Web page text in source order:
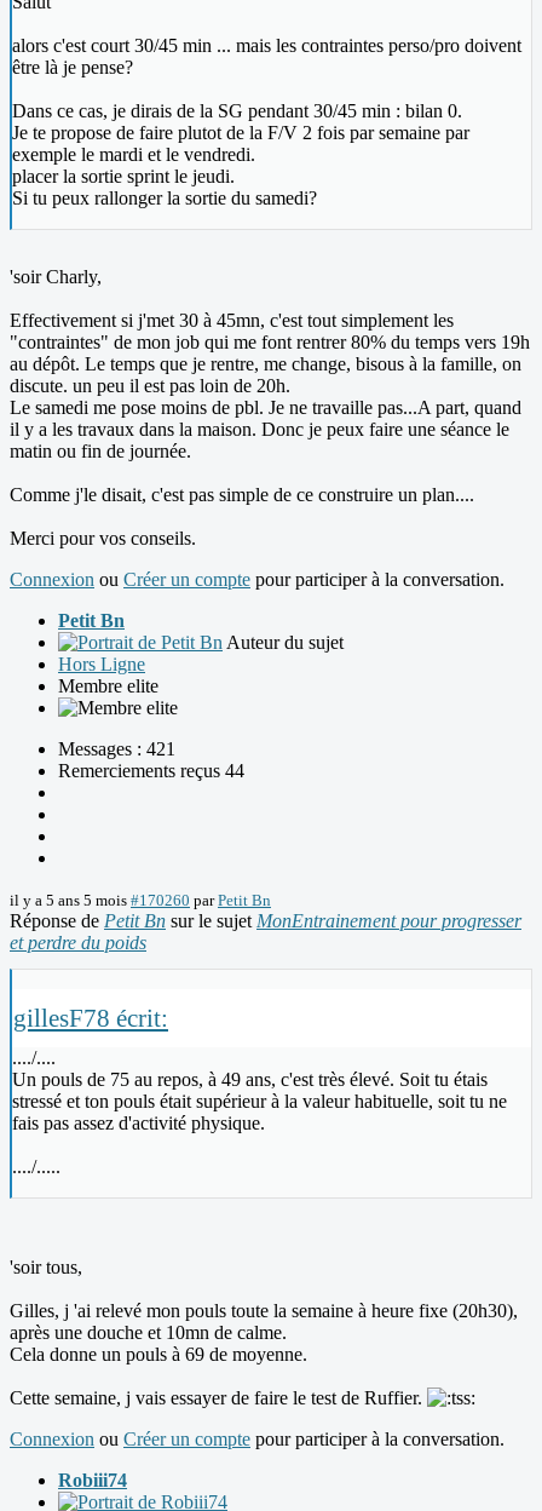
alors c'est court 30/45 min ... mais les contraintes perso/pro doivent
être là je pense?
Dans ce cas, je dirais de la SG pendant 30/45 min : bilan 0.
Je te propose de faire plutot de la F/V 2 fois par semaine par
exemple le mardi et le vendredi.
placer la sortie sprint le jeudi.
Si tu peux rallonger la sortie du samedi?
'soir Charly,
Effectivement si j'met 30 à 45mn, c'est tout simplement les
"contraintes" de mon job qui me font rentrer 80% du temps vers 19h
au dépôt. Le temps que je rentre, me change, bisous à la famille, on
discute. un peu il est pas loin de 20h.
Le samedi me pose moins de pbl. Je ne travaille pas...A part, quand
il y a les travaux dans la maison. Donc je peux faire une séance le
matin ou fin de journée.
Comme j'le disait, c'est pas simple de ce construire un plan....
Merci pour vos conseils.
Connexion ou Créer un compte pour participer à la conversation.
Petit Bn
Auteur du sujet
Hors Ligne
Membre elite
Messages : 421
Remerciements reçus 44
il y a 5 ans 5 mois #170260 parPetit Bn
Réponse de Petit Bn sur le sujet MonEntrainement pour progresser
et perdre du poids
gillesF78 écrit:
..../....
Un pouls de 75 au repos, à 49 ans, c'est très élevé. Soit tu étais
stressé et ton pouls était supérieur à la valeur habituelle, soit tu ne
fais pas assez d'activité physique.
..../.....
'soir tous,
Gilles, j 'ai relevé mon pouls toute la semaine à heure fixe (20h30),
après une douche et 10mn de calme.
Cela donne un pouls à 69 de moyenne.
Cette semaine, j vais essayer de faire le test de Ruffier.
Connexion ou Créer un compte pour participer à la conversation.
Robiii74